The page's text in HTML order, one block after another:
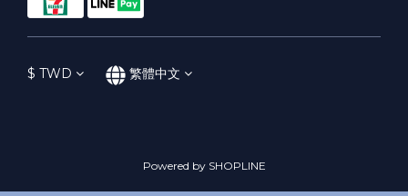
$ TWD 繁體中文
Powered by SHOPLINE